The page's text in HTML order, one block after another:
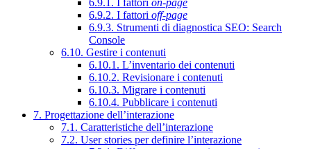
6.9.1. I fattori on-page
6.9.2. I fattori off-page
6.9.3. Strumenti di diagnostica SEO: Search
Console
6.10. Gestire i contenuti
6.10.1. L’inventario dei contenuti
6.10.2. Revisionare i contenuti
6.10.3. Migrare i contenuti
6.10.4. Pubblicare i contenuti
7. Progettazione dell’interazione
7.1. Caratteristiche dell’interazione
7.2. User stories per definire l’interazione